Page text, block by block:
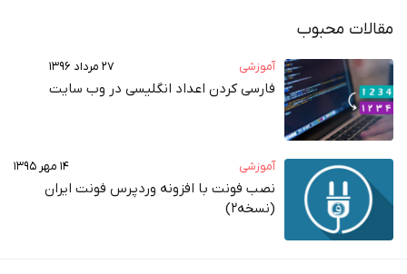
مقالات محبوب
آموزشی ۲۷ مرداد ۱۳۹۶
فارسی کردن اعداد انگلیسی در وب‌ سایت
آموزشی ۱۴ مهر ۱۳۹۵
نصب فونت با افزونه وردپرس فونت ایران
(نسخه2)